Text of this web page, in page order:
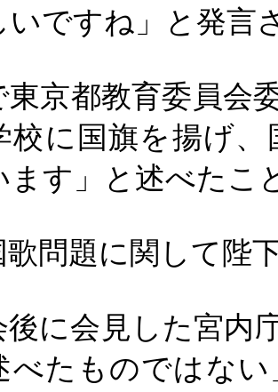
いですね」と発言
京都教育委員会
校に国旗を揚げ
ます」と述べたこ
問題に関して陛
に会見した宮内
べたものではな